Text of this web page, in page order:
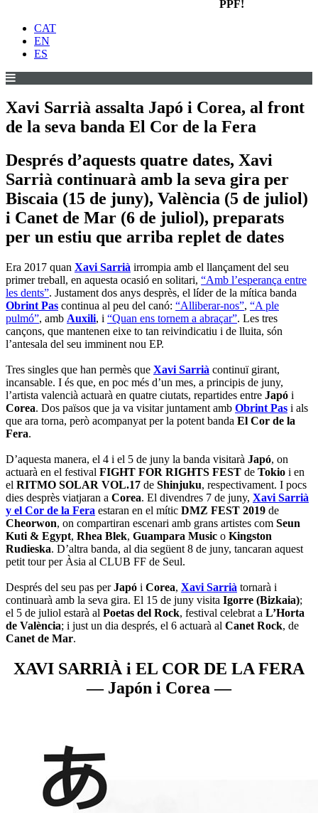
PPF!
CAT
EN
ES
Xavi Sarrià assalta Japó i Corea, al front
de la seva banda El Cor de la Fera
Després d’aquests quatre dates, Xavi
Sarrià continuarà amb la seva gira per
Biscaia (15 de juny), València (5 de juliol)
i Canet de Mar (6 de juliol), preparats
per un estiu que arriba replet de dates
Era 2017 quan Xavi Sarrià irrompia amb el llançament del seu
primer treball, en aquesta ocasió en solitari, “Amb l’esperança entre
les dents”. Justament dos anys desprès, el líder de la mítica banda
Obrint Pas continua al peu del canó: “Alliberar-nos”, “A ple
pulmó”, amb Auxili, i “Quan ens tornem a abraçar”. Les tres
cançons, que mantenen eixe to tan reivindicatiu i de lluita, són
l’antesala del seu imminent nou EP.
Tres singles que han permès que Xavi Sarrià continuï girant,
incansable. I és que, en poc més d’un mes, a principis de juny,
l’artista valencià actuarà en quatre ciutats, repartides entre Japó i
Corea. Dos països que ja va visitar juntament amb Obrint Pas i als
que ara torna, però acompanyat per la potent banda El Cor de la
Fera.
D’aquesta manera, el 4 i el 5 de juny la banda visitarà Japó, on
actuarà en el festival FIGHT FOR RIGHTS FEST de Tokio i en
el RITMO SOLAR VOL.17 de Shinjuku, respectivament. I pocs
dies desprès viatjaran a Corea. El divendres 7 de juny, Xavi Sarrià
y el Cor de la Fera estaran en el mític DMZ FEST 2019 de
Cheorwon, on compartiran escenari amb grans artistes com Seun
Kuti & Egypt, Rhea Blek, Guampara Music o Kingston
Rudieska. D’altra banda, al dia següent 8 de juny, tancaran aquest
petit tour per Àsia al CLUB FF de Seul.
Després del seu pas perJapó i Corea, Xavi Sarrià tornarà i
continuarà amb la seva gira. El 15 de juny visita Igorre (Bizkaia);
el 5 de juliol estarà al Poetas del Rock, festival celebrat a L’Horta
de València; i just un dia després, el 6 actuarà al Canet Rock, de
Canet de Mar.
XAVI SARRIÀ i EL COR DE LA FERA
— Japón i Corea —